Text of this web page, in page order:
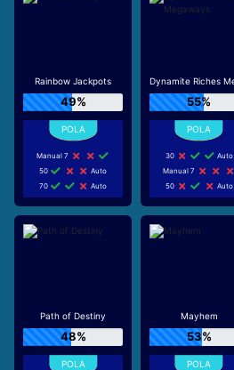
Rainbow Jackpots
49%
Manual 7
50
Auto
70
Auto
55%
30
Auto
Manual 7
50
Auto
Path of Destiny
48%
Mayhem
53%